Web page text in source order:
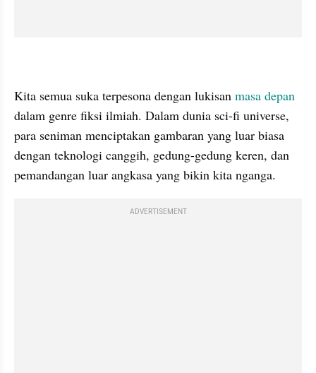
Kita semua suka terpesona dengan lukisan masa depan
dalam genre fiksi ilmiah. Dalam dunia sci-fi universe,
para seniman menciptakan gambaran yang luar biasa
dengan teknologi canggih, gedung-gedung keren, dan
pemandangan luar angkasa yang bikin kita nganga.
ADVERTISEMENT